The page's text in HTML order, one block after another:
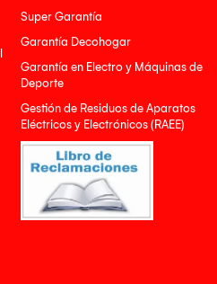
Super Garantía
Garantía Decohogar
Garantía en Electro y Máquinas de
Deporte
Gestión de Residuos de Aparatos
Eléctricos y Electrónicos (RAEE)